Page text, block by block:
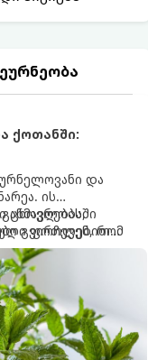
ქოთანში:
და
ის
ცხოვრებას,
გვირჩევენ, რომ
რადგან
ის ფესვებით
და სხვა
ფოთლებით